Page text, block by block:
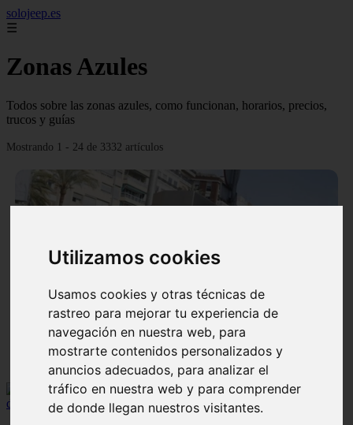
Utilizamos cookies
Usamos cookies y otras técnicas de
rastreo para mejorar tu experiencia de
navegación en nuestra web, para
mostrarte contenidos personalizados y
anuncios adecuados, para analizar el
tráfico en nuestra web y para comprender
de donde llegan nuestros visitantes.
solojeep.es
☰
Zonas Azules
Todos sobre las zonas azules, como funcionan, horarios, precios,
trucos y guías
Mostrando 1 - 24 de 3332 artículos
▷ Zona Azul Córdoba 《 Horarios y Tarifas 2024 》